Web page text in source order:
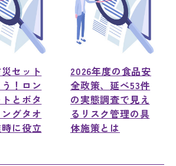
セット
！ロン
とボタ
グタオ
に役立
2026年度の食品安
全政策、延べ53件
の実態調査で見え
るリスク管理の具
体施策とは